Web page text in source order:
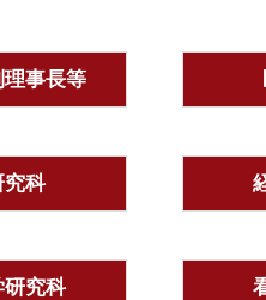
事長等
究科
研究科